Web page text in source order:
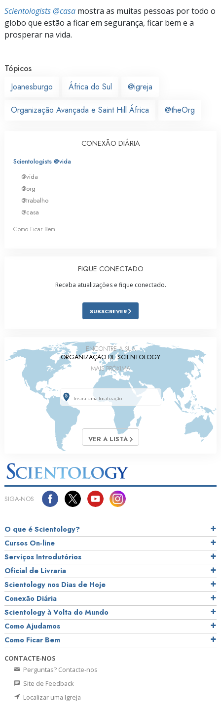
Scientologists @casa mostra as muitas pessoas por todo o
globo que estão a ficar em segurança, ficar bem e a
prosperar na vida.
Tópicos
Joanesburgo
África do Sul @igreja
Organização Avançada e Saint Hill África @theOrg
CONEXÃO DIÁRIA
Scientologists @vida
@vida
@org
@trabalho
@casa
Como Ficar Bem
FIQUE CONECTADO
Receba atualizações e fique conectado.
SUBSCREVER
ENCONTRE A SUA
ORGANIZAÇÃO DE SCIENTOLOGY
MAIS PRÓXIMA
VER A LISTA
SIGA‑NOS
O que é Scientology?
Cursos On‑line
Serviços Introdutórios
Oficial de Livraria
Scientology nos Dias de Hoje
Conexão Diária
Scientology à Volta do Mundo
Como Ajudamos
Como Ficar Bem
CONTACTE‑NOS
Perguntas? Contacte‑nos
Site de Feedback
Localizar uma Igreja